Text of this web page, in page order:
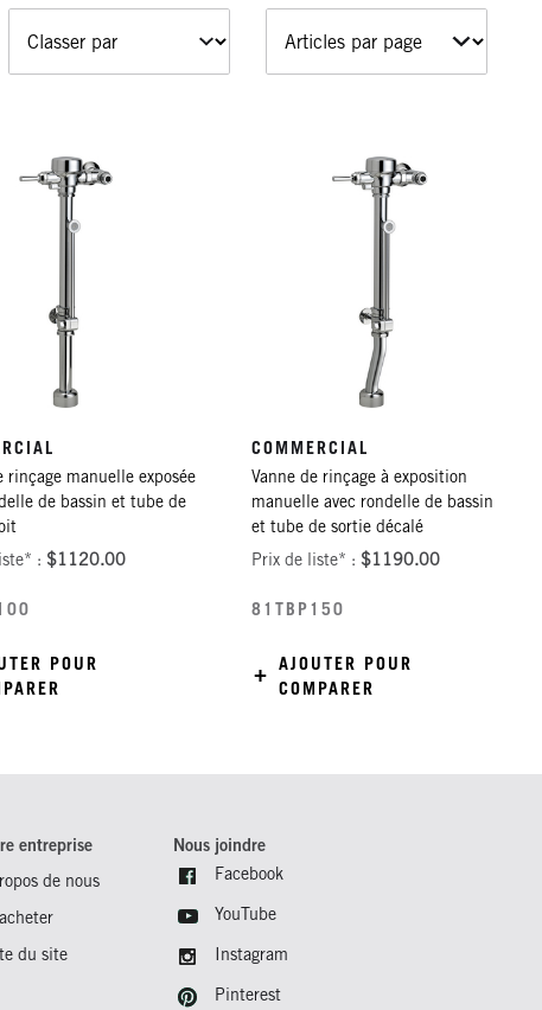
rinçage manuelle exposée
de bassin et tube de
: $1120.00
POUR
COMMERCIAL
Vanne de rinçage à exposition
manuelle avec rondelle de bassin
et tube de sortie décalé
Prix de liste* : $1190.00
81TBP150
AJOUTER POUR
COMPARER
entreprise
de nous
du site
Nous joindre
Facebook
YouTube
Instagram
Pinterest